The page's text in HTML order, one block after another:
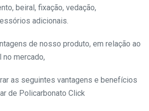
beiral, fixação, vedação,
adicionais.
de nosso produto, em relação ao
mercado,
as seguintes vantagens e benefícios
de Policarbonato Click